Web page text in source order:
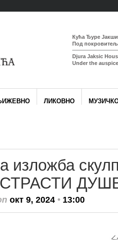
Кућа Ђуре
Под
Djura Jaksic
Under the
ЛИКОВНО
изложба
окт 9, 2024• 13:00